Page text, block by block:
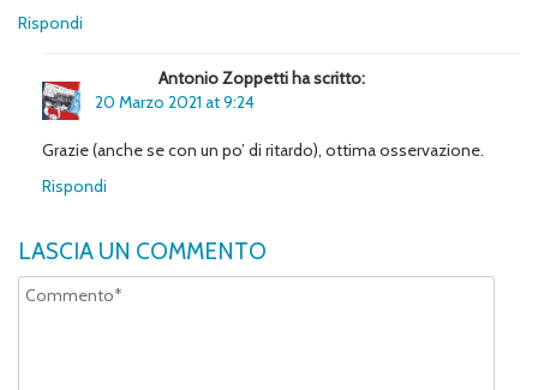
Rispondi
Antonio Zoppetti ha scritto:
20 Marzo 2021 at 9:24
Grazie (anche se con un po’ di ritardo), ottima osservazione.
Rispondi
LASCIA UN COMMENTO